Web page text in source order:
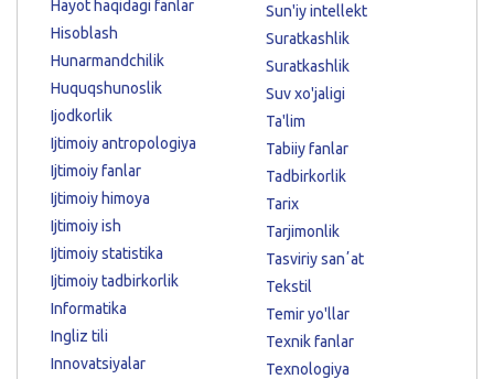
Hayot haqidagi fanlar
Hisoblash
Hunarmandchilik
Huquqshunoslik
Ijodkorlik
Ijtimoiy antropologiya
Ijtimoiy fanlar
Ijtimoiy himoya
Ijtimoiy ish
Ijtimoiy statistika
Ijtimoiy tadbirkorlik
Informatika
Ingliz tili
Innovatsiyalar
Sun'iy intellekt
Suratkashlik
Suratkashlik
Suv xo'jaligi
Ta'lim
Tabiiy fanlar
Tadbirkorlik
Tarix
Tarjimonlik
Tasviriy sanʼat
Tekstil
Temir yo'llar
Texnik fanlar
Texnologiya